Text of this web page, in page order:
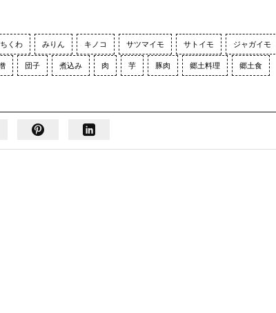
ちくわ みりん キノコ サツマイモ サトイモ ジャガイモ
団子 煮込み 肉 芋 豚肉 郷土料理 郷土食